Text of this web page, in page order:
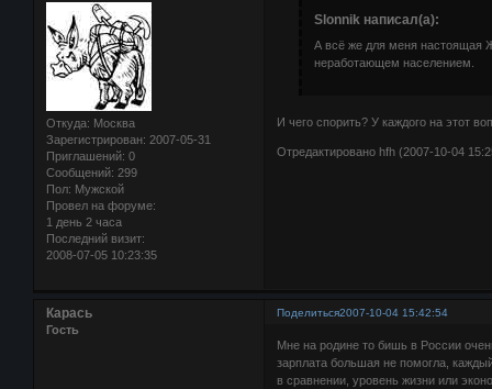
Откуда: Москва
Зарегистрирован: 2007-05-31
Приглашений: 0
Сообщений: 299
Пол: Мужской
Провел на форуме:
1 день 2 часа
Последний визит:
2008-07-05 10:23:35
Slonnik написал(а):
А всё же для меня настоящая
неработающем населением.
И чего спорить? У каждого на этот
Отредактировано hfh (2007-10-04
Поделиться2007-10-04 15:42:54
Карась
Гость
Мне на родине то бишь в России
зарплата большая не помогла,
в сравнении, уровень жизни или